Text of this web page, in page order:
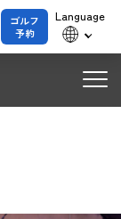
ゴルフ
予約
Language